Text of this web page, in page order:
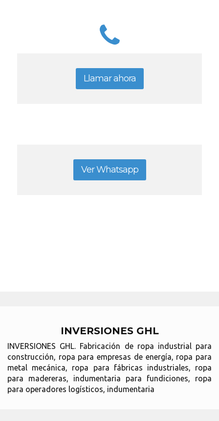
Llamar ahora
Ver Whatsapp
INVERSIONES GHL
INVERSIONES GHL. Fabricación de ropa industrial para
construcción, ropa para empresas de energía, ropa para
metal mecánica, ropa para fábricas industriales, ropa
para madereras, indumentaria para fundiciones, ropa
para operadores logísticos, indumentaria